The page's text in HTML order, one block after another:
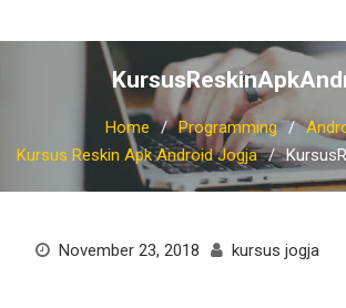
Home Programming
Kursus Reskin Apk Android Jogja
November 23, 2018 kursus jogja